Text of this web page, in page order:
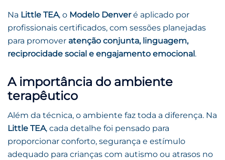
Na Little TEA, o Modelo Denveré aplicado por
profissionais certificados, com sessões planejadas
para promover atenção conjunta, linguagem,
reciprocidade social e engajamento emocional .
A importância do ambiente
terapêutico
Além da técnica, o ambiente faz toda a diferença. Na
Little TEA, cada detalhe foi pensado para
proporcionar conforto, segurança e estímulo
adequado para crianças com autismo ou atrasos no